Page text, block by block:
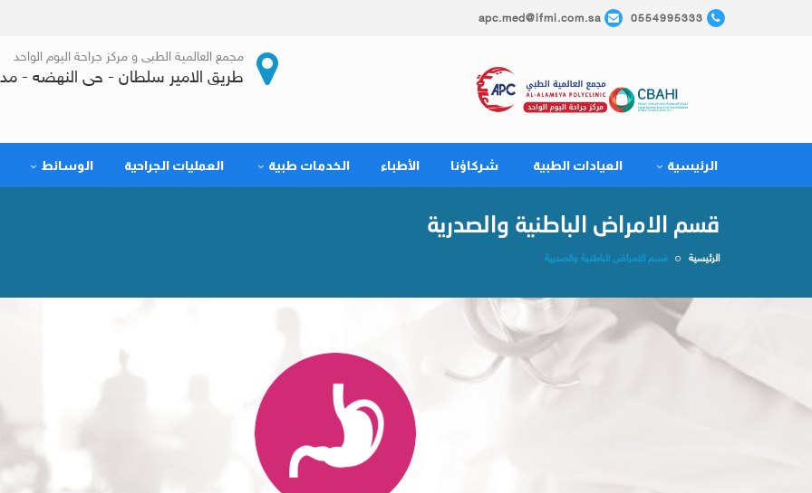
apc.med@ifmi.com.sa 0554995333
مجمع العالمية الطبى و مركز جراحة اليوم الواحد
طريق الامير سلطان - حى النهضه -
الرئيسية العيادات الطبية شركاؤنا الأطباء الخدمات طبية العمليات الجراحية الوسائط
قسم الامراض الباطنية والصدرية
الرئيسية قسم الامراض الباطنية والصدرية